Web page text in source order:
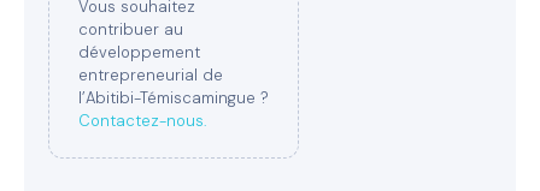
Vous souhaitez
contribuer au
développement
entrepreneurial de
l’Abitibi-Témiscamingue ?
Contactez-nous.